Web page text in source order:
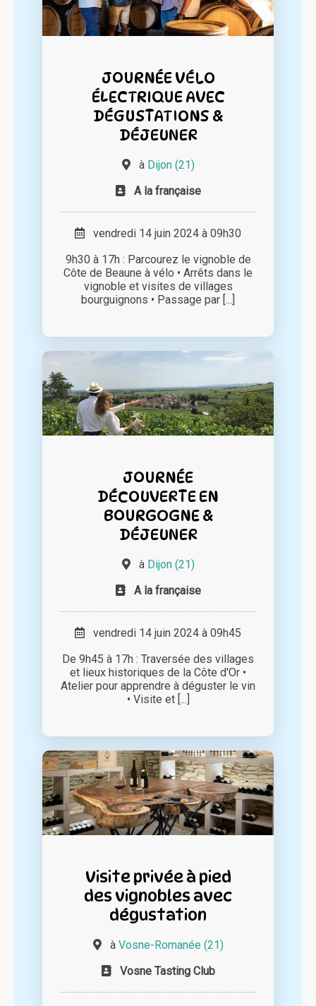
JOURNÉE VÉLO
ÉLECTRIQUE AVEC
DÉGUSTATIONS &
DÉJEUNER
à Dijon (21)
A la française
vendredi 14 juin 2024 à 09h30
9h30 à 17h : Parcourez le vignoble de
Côte de Beaune à vélo • Arrêts dans le
vignoble et visites de villages
bourguignons • Passage par [...]
JOURNÉE
DÉCOUVERTE EN
BOURGOGNE &
DÉJEUNER
à Dijon (21)
A la française
vendredi 14 juin 2024 à 09h45
De 9h45 à 17h : Traversée des villages
et lieux historiques de la Côte d'Or •
Atelier pour apprendre à déguster le vin
• Visite et [...]
Visite privée à pied
des vignobles avec
dégustation
à Vosne-Romanée (21)
Vosne Tasting Club